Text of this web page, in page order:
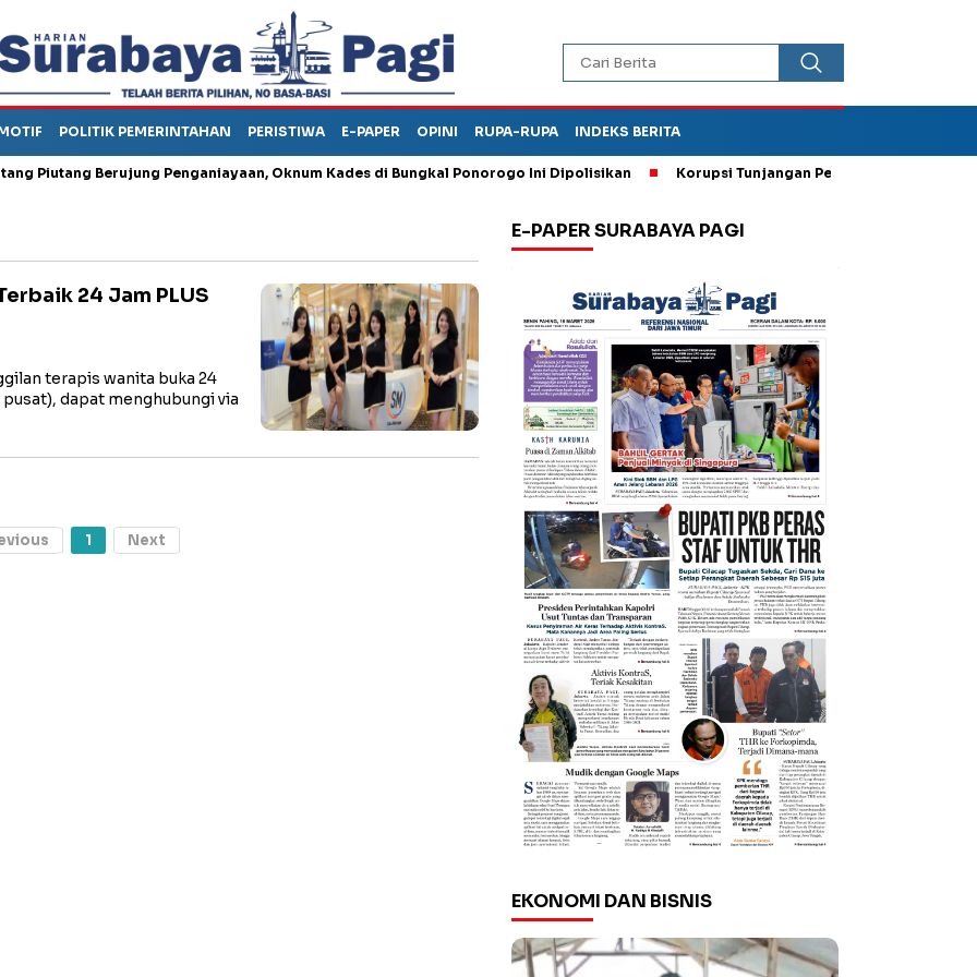
POLITIK PEMERINTAHAN PERISTIWA E-PAPER OPINI RUPA-RUPA INDEKS BERITA
Berujung Penganiayaan, Oknum Kades di Bungkal Ponorogo Ini Dipolisikan Korupsi Tunjangan Perumahan DPRD
24 Jam PLUS
terapis wanita buka 24
dapat menghubungi via
1 Next
E-PAPER SURABAYA PAGI
EKONOMI DAN BISNIS